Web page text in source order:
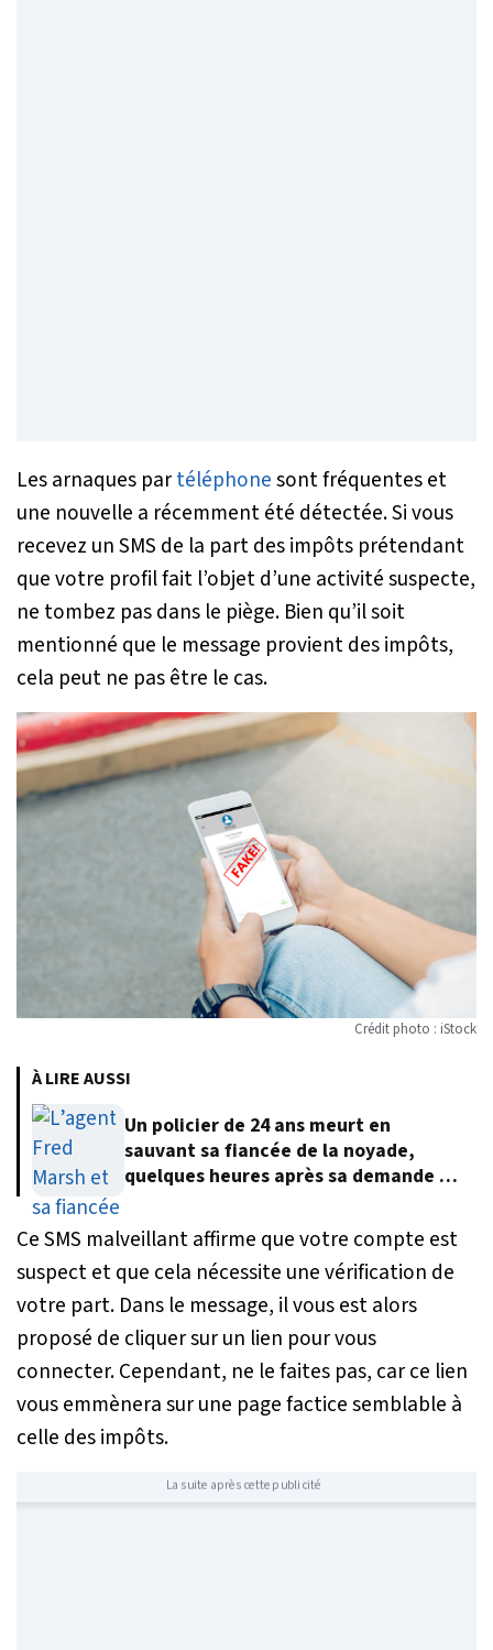
Les arnaques partéléphonesont fréquentes et
une nouvelle a récemment été détectée. Si vous
recevez un SMS de la part des impôts prétendant
que votre profil fait l’objet d’une activité suspecte,
ne tombez pas dans le piège. Bien qu’il soit
mentionné que le message provient des impôts,
cela peut ne pas être le cas.
Crédit photo : iStock
À LIRE AUSSI
Un policier de 24 ans meurt en
sauvant sa fiancée de la noyade,
quelques heures après sa demande en
Ce SMS malveillant affirme que votre compte est
suspect et que cela nécessite une vérification de
votre part. Dans le message, il vous est alors
proposé de cliquer sur un lien pour vous
connecter. Cependant, ne le faites pas, car ce lien
vous emmènera sur une page factice semblable à
celle des impôts.
La suite après cette publicité